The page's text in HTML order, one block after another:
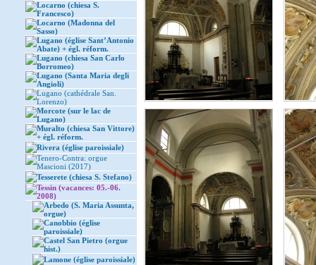
Locarno (chiesa S.
Francesco)
Locarno (Madonna del
Sasso)
Lugano (église Sant’Antonio
Abate) + égl. réform.
Lugano (chiesa San Carlo
Borromeo)
Lugano (Santa Maria degli
Angioli)
Lugano (cathédrale San.
Lorenzo)
Morcote (sur le lac de
Lugano)
Muralto (chiesa San Vittore)
+ égl. réform.
Rivera (église paroissiale)
Tenero-Contra: orgue
Mascioni (2017)
Tesserete (chiesa S. Stefano)
Tessin (vacances: 05.-06.
2008)
Arbedo (S. Maria Assunta,
orgue)
Canobbio (église
paroissiale)
Castel San Pietro (orgue
hist.)
Lamone (église paroissiale)